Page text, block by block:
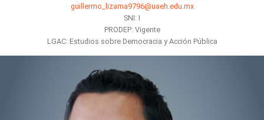
guillermo_lizama9796@uaeh.edu.mx
SNI: I
PRODEP: Vigente
LGAC: Estudios sobre Democracia y Acción Pública